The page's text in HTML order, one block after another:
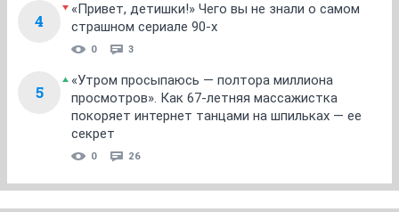
4
«Привет, детишки!» Чего вы не знали о самом
страшном сериале 90-х
0 3
5
«Утром просыпаюсь — полтора миллиона
просмотров». Как 67-летняя массажистка
покоряет интернет танцами на шпильках — ее
секрет
0 26